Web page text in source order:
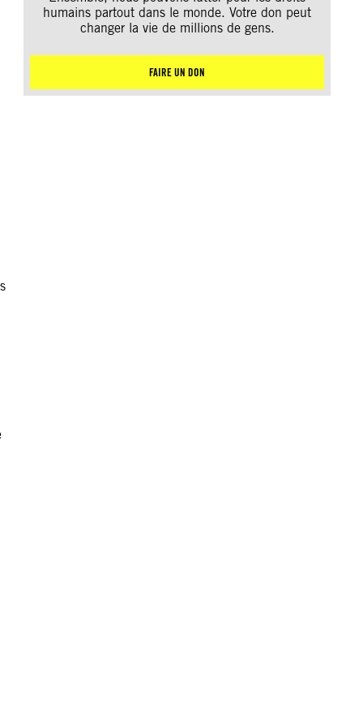
humains partout dans le monde. Votre don peut
changer la vie de millions de gens.
FAIRE UN DON